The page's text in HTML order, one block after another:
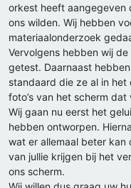
orkest heeft aangegeven
ons wilden. Wij hebben
materiaalonderzoek
Vervolgens hebben wij
getest. Daarnaast
standaard die ze al in
foto’s van het scherm
Wij gaan nu eerst het
hebben ontworpen.
wat er allemaal beter kan
van jullie krijgen bij het
ons scherm.